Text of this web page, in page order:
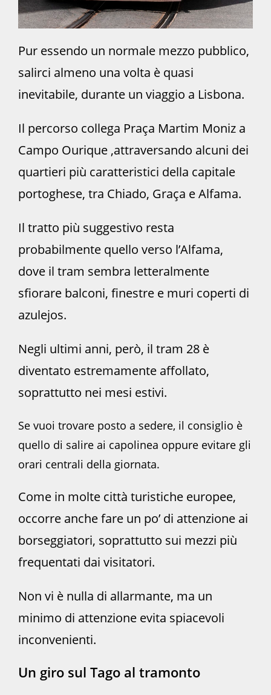
Pur essendo un normale mezzo pubblico,
salirci almeno una volta è quasi
inevitabile, durante un viaggio a Lisbona.
Il percorso collega Praça Martim Moniz a
Campo Ourique ,attraversando alcuni dei
quartieri più caratteristici della capitale
portoghese, tra Chiado, Graça e Alfama.
Il tratto più suggestivo resta
probabilmente quello verso l’Alfama,
dove il tram sembra letteralmente
sfiorare balconi, finestre e muri coperti di
azulejos.
Negli ultimi anni, però, il tram 28 è
diventato estremamente affollato,
soprattutto nei mesi estivi.
Se vuoi trovare posto a sedere, il consiglio è
quello di salire ai capolinea oppure evitare gli
orari centrali della giornata.
Come in molte città turistiche europee,
occorre anche fare un po’ di attenzione ai
borseggiatori, soprattutto sui mezzi più
frequentati dai visitatori.
Non vi è nulla di allarmante, ma un
minimo di attenzione evita spiacevoli
inconvenienti.
Un giro sul Tago al tramonto